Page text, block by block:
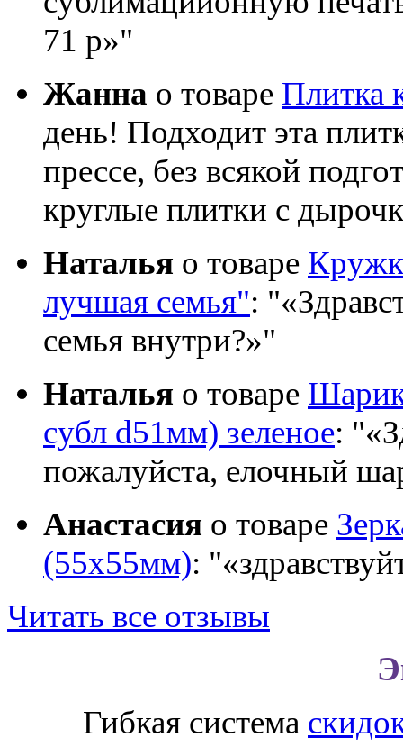
71 р»
Жанна о товаре Плитка
день! Подходит эта
прессе, без всякой
круглые плитки с
Наталья о товаре
лучшая семья":
семья внутри?»
Наталья о товаре
субл d51мм) зеленое:
пожалуйста, елочный
Анастасия о товаре
(55х55мм):
Читать все отзывы
Гибкая система